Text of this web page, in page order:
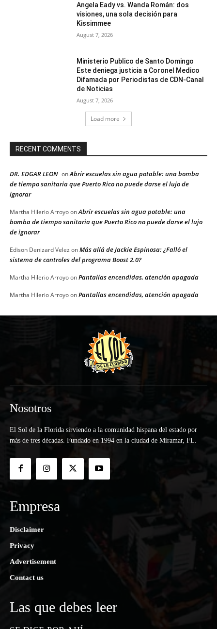
Angela Eady vs. Wanda Román: dos
visiones, una sola decisión para
Kissimmee
August 7, 2026
Ministerio Publico de Santo Domingo
Este deniega justicia a Coronel Medico
Difamada por Periodistas de CDN-Canal
de Noticias
August 7, 2026
Load more
RECENT COMMENTS
DR. EDGAR LEON onAbrir escuelas sin agua potable: una bomba
de tiempo sanitaria que Puerto Rico no puede darse el lujo de
ignorar
Martha Hilerio ArroyoonAbrir escuelas sin agua potable: una
bomba de tiempo sanitaria que Puerto Rico no puede darse el lujo
de ignorar
Edison Denizard Velez onMás allá de Jackie Espinosa: ¿Falló el
sistema de controles del programa Boost 2.0?
Martha Hilerio ArroyoonPantallas encendidas, atención apagada
Martha Hilerio ArroyoonPantallas encendidas, atención apagada
Nosotros
El Sol de la Florida sirviendo a la comunidad hispana del estado por
más de tres décadas. Fundado en 1994 en la ciudad de Miramar, FL.
Empresa
Disclaimer
Privacy
Advertisement
Contact us
Las que debes leer